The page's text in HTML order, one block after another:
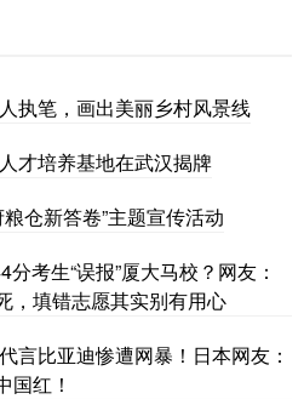
执笔，画出美丽乡村风景线
才培养基地在武汉揭牌
仓新答卷”主题宣传活动
考生“误报”厦大马校？网友：
，填错志愿其实别有用心
言比亚迪惨遭网暴！日本网友：
国红！